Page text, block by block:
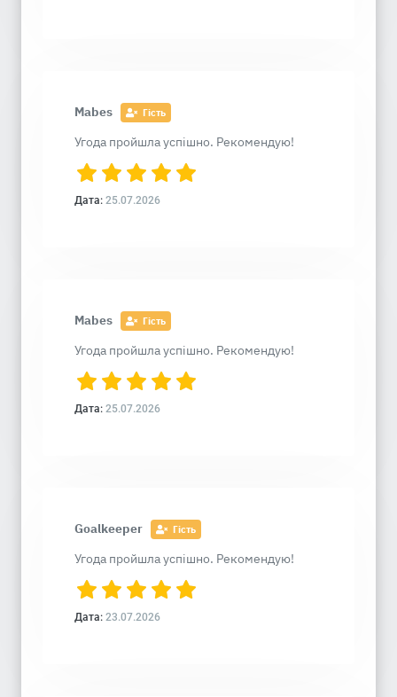
Mabes Гість
Угода пройшла успішно. Рекомендую!
Дата: 25.07.2026
Mabes Гість
Угода пройшла успішно. Рекомендую!
Дата: 25.07.2026
Goalkeeper Гість
Угода пройшла успішно. Рекомендую!
Дата: 23.07.2026